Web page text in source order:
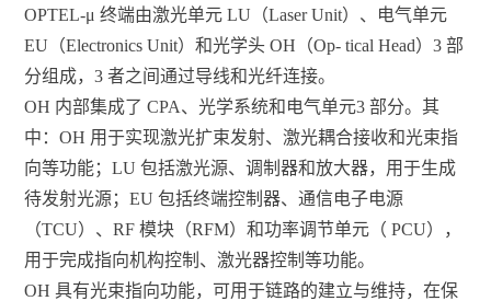
OPTEL-μ 终端由激光单元 LU（Laser Unit）、电气单元
EU（Electronics Unit）和光学头 OH（Op- tical Head）3 部
分组成，3 者之间通过导线和光纤连接。
OH 内部集成了 CPA、光学系统和电气单元3 部分。其
中：OH 用于实现激光扩束发射、激光耦合接收和光束指
向等功能；LU 包括激光源、调制器和放大器，用于生成
待发射光源；EU 包括终端控制器、通信电子电源
（TCU）、RF 模块（RFM）和功率调节单元（ PCU），
用于完成指向机构控制、激光器控制等功能。
OH 具有光束指向功能，可用于链路的建立与维持，在保